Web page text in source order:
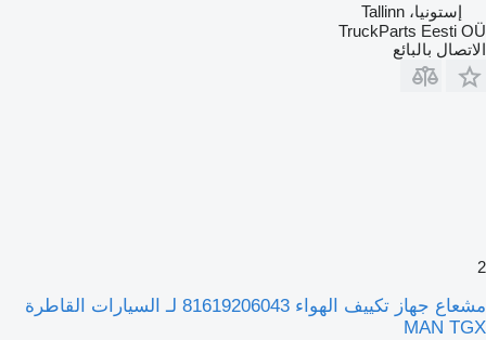
إستونيا، Tallinn
TruckParts Eesti OÜ
الاتصال بالبائع
2
مشعاع جهاز تكييف الهواء 81619206043 لـ السيارات القاطرة
MAN TGX